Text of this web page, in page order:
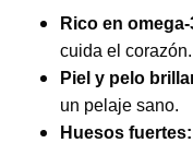
Rico en omega-
cuida el corazón.
Piel y pelo
un pelaje sano.
Huesos fuertes: